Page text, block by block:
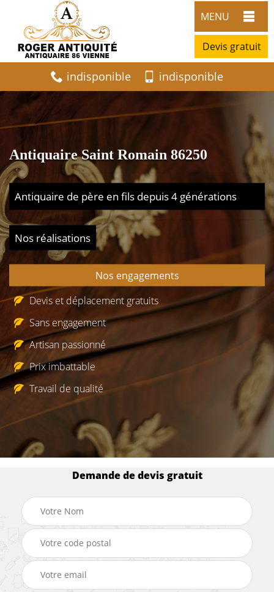
MENU
Devis gratuit
indisponible indisponible
Antiquaire Saint Romain 86250
Antiquaire de père en fils depuis 4 générations
Nos réalisations
Nos engagements
Devis et déplacement gratuits
Sans engagement
Artisan passionné
Prix imbattable
Travail de qualité
Demande de devis gratuit